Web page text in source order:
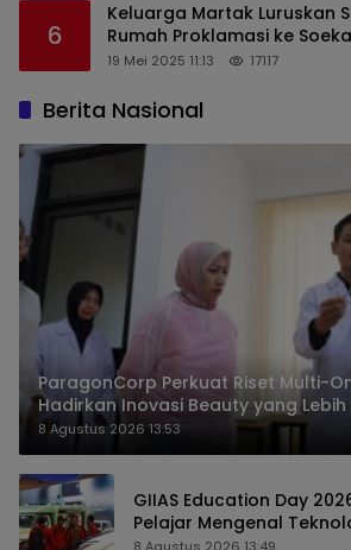
6
Keluarga Martak Luruskan
Rumah Proklamasi ke
19 Mei 2025 11:13 17117
Berita Nasional
ParagonCorp Perkuat Riset Multi-
Hadirkan Inovasi Beauty yang
Masyarakat Indonesia
8 Agustus 2026 13:53
GIIAS Education Day
Pelajar Mengenal
Karier Industri Otomotif